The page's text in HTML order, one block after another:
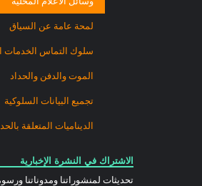
لمحة عامة عن السياق
سلوك التماس الخدمات
الموت والدفن والحداد
تجميع البيانات السلوكية
الديناميات المتعلقة
الاشتراك في النشرة الإخبارية
تحديثات لمنشوراتنا ومدوناتنا